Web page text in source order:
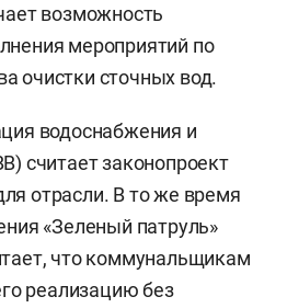
возможность
мероприятий по
очистки сточных вод.
водоснабжения и
считает законопроект
отрасли. В то же время
«Зеленый патруль»
что коммунальщикам
реализацию без